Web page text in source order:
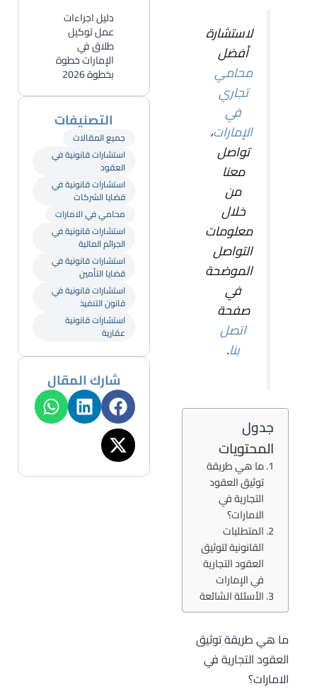
لاستشارة
أفضل
محامي
تجاري
في
الإمارات،
تواصل
معنا
من
خلال
معلومات
التواصل
الموضحة
في
صفحة
اتصل
بنا.
جدول
المحتويات
ما هي طريقة
توثيق العقود
التجارية في
الامارات؟
المتطلبات
القانونية لتوثيق
العقود التجارية
في الإمارات
الأسئلة الشائعة
ما هي طريقة توثيق
العقود التجارية في
الامارات؟
دليل اجراءات
عمل توكيل
طلاق في
الإمارات خطوة
بخطوة 2026
التصنيفات
جميع المقالات
استشارات قانونية في
العقود
استشارات قانونية في
قضايا الشركات
محامي في الامارات
استشارات قانونية في
الجرائم المالية
استشارات قانونية في
قضايا التأمين
استشارات قانونية في
قانون التنفيذ
استشارات قانونية
عقارية
شارك المقال